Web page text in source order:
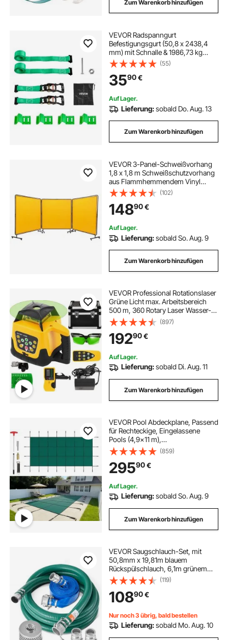
Zum Warenkorb hinzufügen
VEVOR Radspanngurt
Befestigungsgurt (50,8 x 2438,4
mm) mit Schnalle & 1986,73 kg
Zugfestigkeit & 662 kg
Tragfähigkeit, Motorrad-
Spannsystem Radsicherungsgurt
Reifengurt für SUVs Anhänger Grün
(55)
3590€
Auf Lager.
Lieferung:sobald Do. Aug. 13
Zum Warenkorb hinzufügen
VEVOR 3-Panel-Schweißvorhang
1,8 x 1,8 m Schweißschutzvorhang
aus Flammhemmendem Vinyl
Schweißschutzwand mit 4
Schwenkrädern und einem 6-
stufigen UV-Schutz
Schweißerdecke Schweißschutz
Gelb
(102)
14890€
Auf Lager.
Lieferung:sobald So. Aug. 9
Zum Warenkorb hinzufügen
VEVOR Professional Rotationslaser
Grüne Licht max. Arbeitsbereich
500 m, 360 Rotary Laser Wasser-
und staubdicht außenbereich
Arbeitszeit 20 Stunden in
Handwerkerkoffer 2 kg
Fernbedienung mit Zubehor
(897)
19290€
Auf Lager.
Lieferung:sobald Di. Aug. 11
Zum Warenkorb hinzufügen
VEVOR Pool Abdeckplane, Passend
für Rechteckige, Eingelassene
Pools (4,9x11 m),
Winterabdeckplane mit
Ablauflöchern, Blickdichte
Netzabdeckung für
Schwimmbecken,
Sicherheitsabdeckung, Grün
(859)
29590€
Auf Lager.
Lieferung:sobald So. Aug. 9
Zum Warenkorb hinzufügen
VEVOR Saugschlauch-Set, mit
50,8mm x 19,81m blauem
Rückspülschlauch, 6,1m grünem
Saugschlauch & Stahlsieb mit
rundem Loch, Camlocks,
Klemmen, Cam & Groove-Adapter,
für verschiedene Zwecke
(119)
10890€
Nur noch 3 übrig, bald bestellen
Lieferung:sobald Mo. Aug. 10